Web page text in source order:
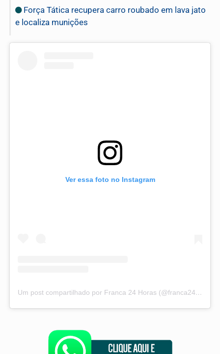
Força Tática recupera carro roubado em lava jato
e localiza munições
Ver essa foto no Instagram
Um post compartilhado por Franca 24 Horas (@franca24horas)